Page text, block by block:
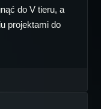
do V tieru, a
projektami do